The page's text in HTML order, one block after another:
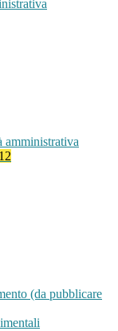
amministrativa
12
(da pubblicare